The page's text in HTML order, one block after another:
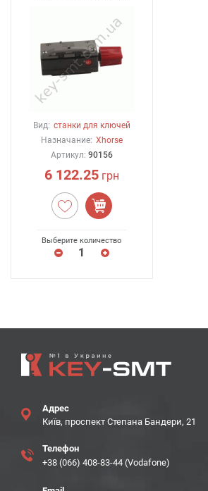
Вид: станки для ключей
Назначание: Xhorse
Артикул: 90156
6 122.25грн
Выберите количество
Адрес
Київ, проспект Степана Бандери, 21
Телефон
+38 (066) 408-83-44 (Vodafone)